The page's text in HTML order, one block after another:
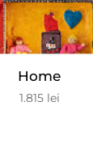
Home
1.815 lei